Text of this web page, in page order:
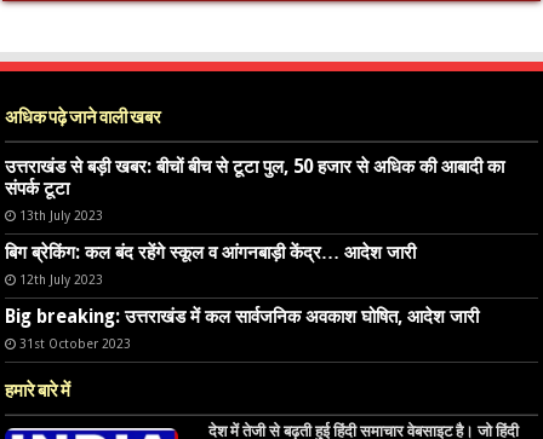
अधिक पढ़े जाने वाली खबर
उत्तराखंड से बड़ी खबर: बीचों बीच से टूटा पुल, 50 हजार से अधिक की आबादी का
संपर्क टूटा
13th July 2023
बिग ब्रेकिंग: कल बंद रहेंगे स्कूल व आंगनबाड़ी केंद्र… आदेश जारी
12th July 2023
Big breaking: उत्तराखंड में कल सार्वजनिक अवकाश घोषित, आदेश जारी
31st October 2023
हमारे बारे में
देश में तेजी से बढ़ती हुई हिंदी समाचार वेबसाइट है। जो हिंदी